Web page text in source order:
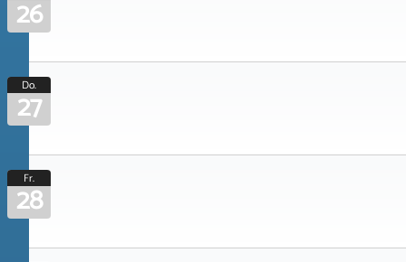
26
Do.
27
Fr.
28